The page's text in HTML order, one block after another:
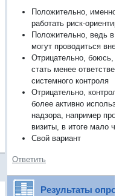
Положительно, именно
работать риск-
Положительно, ведь в
могут проводиться
Отрицательно, боюсь,
стать менее
системного контроля
Отрицательно,
более активно
надзора, например
визиты, в итоге мало
Свой вариант
Ответить
Результаты